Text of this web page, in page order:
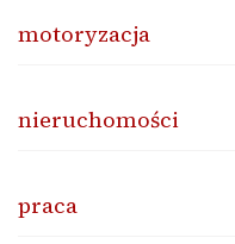
motoryzacja
nieruchomości
praca